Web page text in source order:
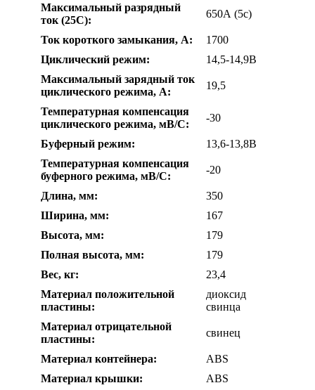
Максимальный разрядный
ток (25С):
650А (5с)
Ток короткого замыкания, А:
1700
Циклический режим:
14,5-14,9В
Максимальный зарядный ток
циклического режима, А:
19,5
Температурная компенсация
циклического режима, мВ/С:
-30
Буферный режим:
13,6-13,8В
Температурная компенсация
буферного режима, мВ/С:
-20
Длина, мм:
350
Ширина, мм:
167
Высота, мм:
179
Полная высота, мм:
179
Вес, кг:
23,4
Материал положительной
пластины:
диоксид
свинца
Материал отрицательной
пластины:
свинец
Материал контейнера:
ABS
Материал крышки:
ABS